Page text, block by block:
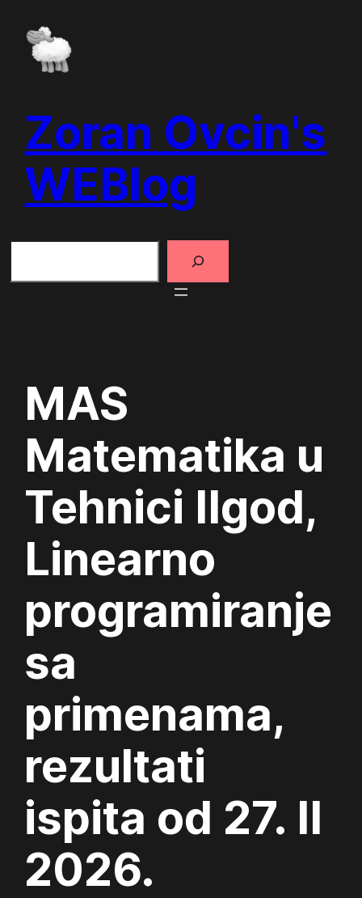
content
Zoran Ovcin's
WEBlog
MAS
Matematika u
Tehnici IIgod,
Linearno
programiranje
sa
primenama,
rezultati
ispita od 27. II
2026.